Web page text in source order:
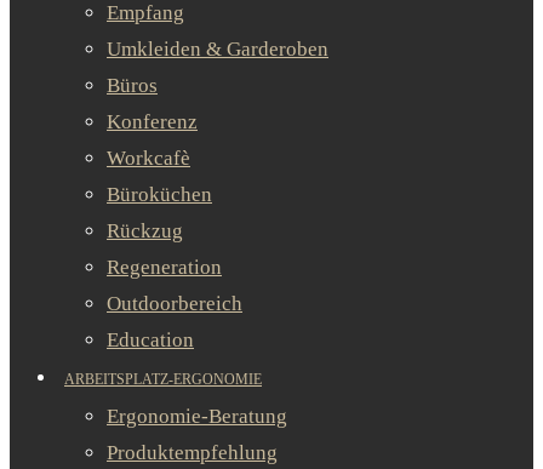
Empfang
Umkleiden & Garderoben
Büros
Konferenz
Workcafè
Büroküchen
Rückzug
Regeneration
Outdoorbereich
Education
ARBEITSPLATZ-ERGONOMIE
Ergonomie-Beratung
Produktempfehlung